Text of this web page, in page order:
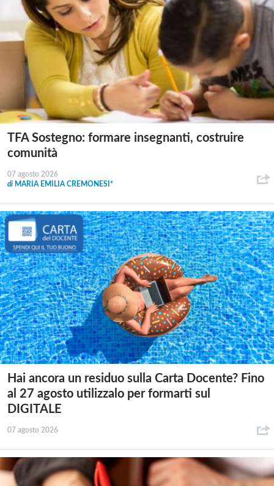
TFA Sostegno: formare insegnanti, costruire
comunità
07 agosto 2026
di MARIA EMILIA CREMONESI*
Hai ancora un residuo sulla Carta Docente? Fino
al 27 agosto utilizzalo per formarti sul
DIGITALE
07 agosto 2026